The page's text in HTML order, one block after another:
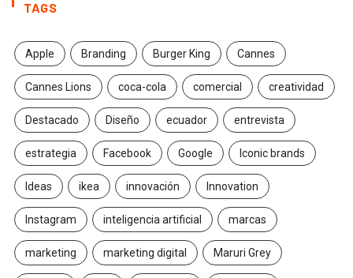
TAGS
Apple Branding Burger King Cannes
Cannes Lions coca-cola comercial creatividad
Destacado Diseño ecuador entrevista
estrategia Facebook Google Iconic brands
Ideas ikea innovación Innovation
Instagram inteligencia artificial marcas
marketing marketing digital Maruri Grey